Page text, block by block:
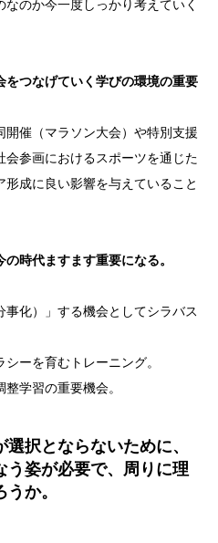
のか今一度しっかり考えていく
をつなげていく学びの環境の重要
催（マラソン大会）や特別支援
参画におけるスポーツを通じた
成に良い影響を与えていること
時代ますます重要になる。
化）」する機会としてシラバス
ーを育むトレーニング。
学習の重要機会。
選択とならないために、
う姿が必要で、周りに理
か。